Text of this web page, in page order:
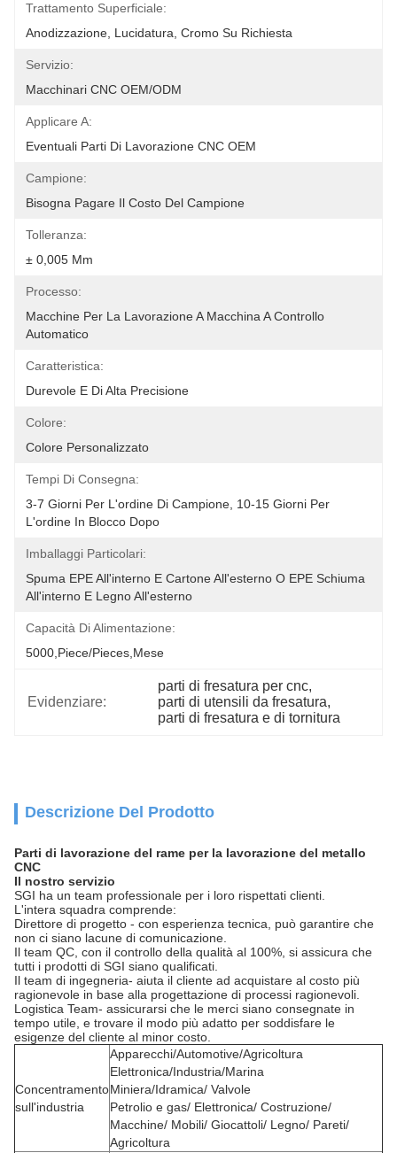
Trattamento Superficiale:
Anodizzazione, Lucidatura, Cromo Su Richiesta
Servizio:
Macchinari CNC OEM/ODM
Applicare A:
Eventuali Parti Di Lavorazione CNC OEM
Campione:
Bisogna Pagare Il Costo Del Campione
Tolleranza:
± 0,005 Mm
Processo:
Macchine Per La Lavorazione A Macchina A Controllo
Automatico
Caratteristica:
Durevole E Di Alta Precisione
Colore:
Colore Personalizzato
Tempi Di Consegna:
3-7 Giorni Per L'ordine Di Campione, 10-15 Giorni Per
L'ordine In Blocco Dopo
Imballaggi Particolari:
Spuma EPE All'interno E Cartone All'esterno O EPE Schiuma
All'interno E Legno All'esterno
Capacità Di Alimentazione:
5000,Piece/Pieces,Mese
Evidenziare:
parti di fresatura per cnc,
parti di utensili da fresatura,
parti di fresatura e di tornitura
Descrizione Del Prodotto
Parti di lavorazione del rame per la lavorazione del metallo
CNC
Il nostro servizio
SGI ha un team professionale per i loro rispettati clienti.
L'intera squadra comprende:
Direttore di progetto - con esperienza tecnica, può garantire che
non ci siano lacune di comunicazione.
Il team QC, con il controllo della qualità al 100%, si assicura che
tutti i prodotti di SGI siano qualificati.
Il team di ingegneria- aiuta il cliente ad acquistare al costo più
ragionevole in base alla progettazione di processi ragionevoli.
Logistica Team- assicurarsi che le merci siano consegnate in
tempo utile, e trovare il modo più adatto per soddisfare le
esigenze del cliente al minor costo.
Concentramento
sull'industria
Apparecchi/Automotive/Agricoltura
Elettronica/Industria/Marina
Miniera/Idramica/ Valvole
Petrolio e gas/ Elettronica/ Costruzione/
Macchine/ Mobili/ Giocattoli/ Legno/ Pareti/
Agricoltura